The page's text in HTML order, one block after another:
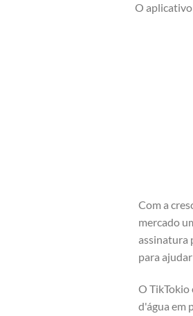
O
Com a
mercado
assinatura
para
O TikTokio
d'água em